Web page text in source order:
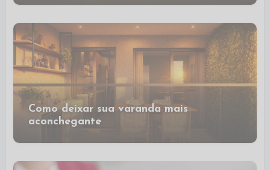
Como deixar sua varanda mais
aconchegante